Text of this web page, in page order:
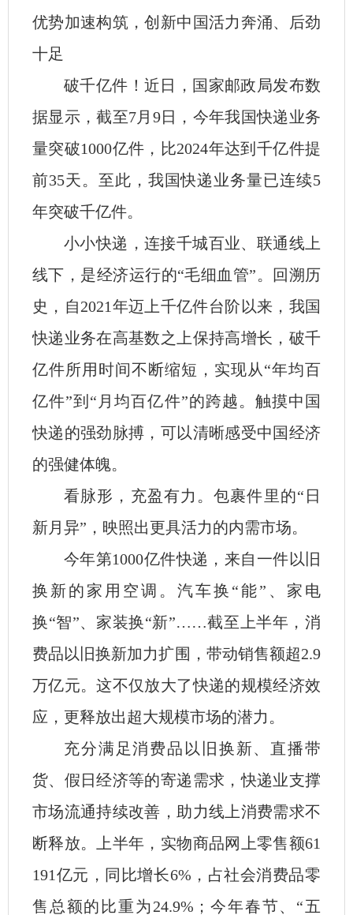
优势加速构筑，创新中国活力奔涌、后劲
十足
破千亿件！近日，国家邮政局发布数
据显示，截至7月9日，今年我国快递业务
量突破1000亿件，比2024年达到千亿件提
前35天。至此，我国快递业务量已连续5
年突破千亿件。
小小快递，连接千城百业、联通线上
线下，是经济运行的“毛细血管”。回溯历
史，自2021年迈上千亿件台阶以来，我国
快递业务在高基数之上保持高增长，破千
亿件所用时间不断缩短，实现从“年均百
亿件”到“月均百亿件”的跨越。触摸中国
快递的强劲脉搏，可以清晰感受中国经济
的强健体魄。
看脉形，充盈有力。包裹件里的“日
新月异”，映照出更具活力的内需市场。
今年第1000亿件快递，来自一件以旧
换新的家用空调。汽车换“能”、家电
换“智”、家装换“新”……截至上半年，消
费品以旧换新加力扩围，带动销售额超2.9
万亿元。这不仅放大了快递的规模经济效
应，更释放出超大规模市场的潜力。
充分满足消费品以旧换新、直播带
货、假日经济等的寄递需求，快递业支撑
市场流通持续改善，助力线上消费需求不
断释放。上半年，实物商品网上零售额61
191亿元，同比增长6%，占社会消费品零
售总额的比重为24.9%；今年春节、“五